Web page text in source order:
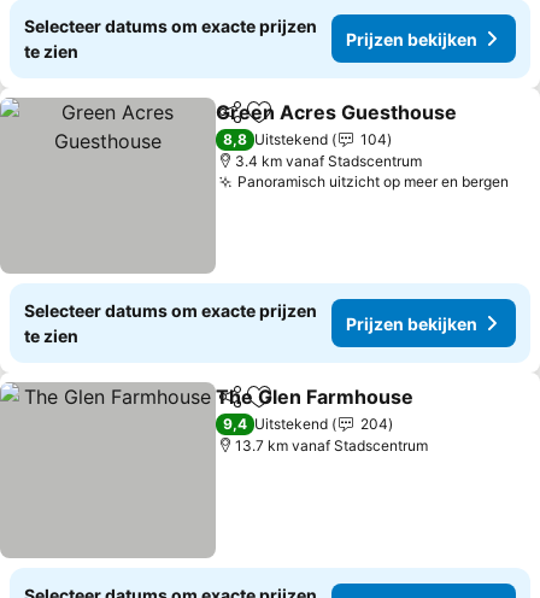
Selecteer datums om exacte prijzen
te zien
Prijzen bekijken
DelenToevoegen aan favorieten
Green Acres Guesthouse
8,8 Uitstekend
104
3.4 km vanaf Stadscentrum
Panoramisch uitzicht op meer en bergen
Selecteer datums om exacte prijzen
te zien
Prijzen bekijken
DelenToevoegen aan favorieten
The Glen Farmhouse
9,4 Uitstekend
204
13.7 km vanaf Stadscentrum